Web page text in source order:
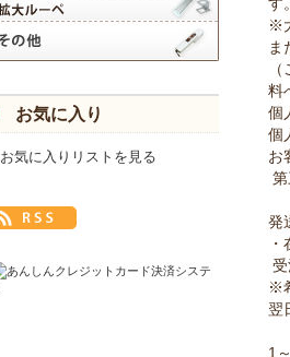
す。
※
ま
料
個
個
お
第
発
※
翌
1
お気に入り
お気に入りリストを見る